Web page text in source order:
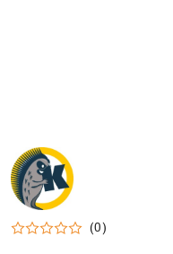
NAZWA
PRODUCENTA:
KRAINA
TUPTUSIA
(0)